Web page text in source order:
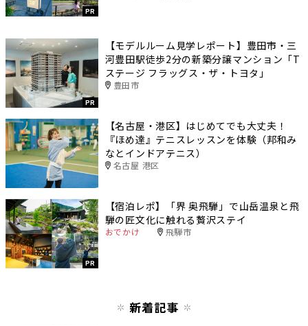
PR
PR
【モデルルーム見学レポート】豊田市・三
河豊田駅徒歩2分の新築分譲マンション「T
ステージ フラッグス・ザ・トヨタ」
豊田市
【名古屋・港区】はじめてでも大丈夫！
『ほめ達』テニスレッスンを体験（邦和み
なとインドアテニス）
名古屋 港区
PR
【宿泊レポ】「界 奥飛騨」で山岳温泉と飛
騨の匠文化に触れる贅沢ステイ
おでかけ 飛騨市
新着記事